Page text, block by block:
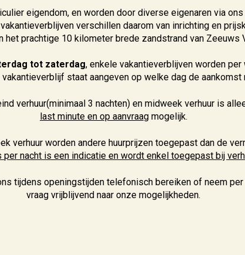
eigendom, en worden door diverse eigenaren via
verschillen daarom van inrichting en
het prachtige 10 kilometer brede zandstrand van Zeeuws
tot zaterdag, enkele vakantieverblijven worden
vakantieverblijf staat aangeven op welke dag de aankomst
verhuur(minimaal 3 nachten) en midweek verhuur is
last minuteen op aanvraagmogelijk.
verhuur worden andere huurprijzen toegepast dan de
per nacht is een indicatie en wordt enkel toegepast bij
tijdens openingstijden telefonisch bereiken of neem
vraag vrijblijvend naar onze mogelijkheden.